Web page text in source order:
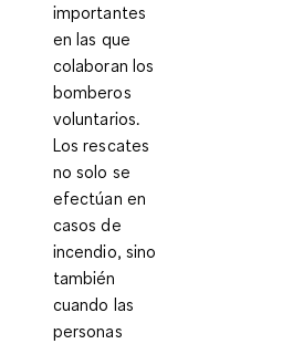
importantes
en las que
colaboran los
bomberos
voluntarios.
Los rescates
no solo se
efectúan en
casos de
incendio, sino
también
cuando las
personas